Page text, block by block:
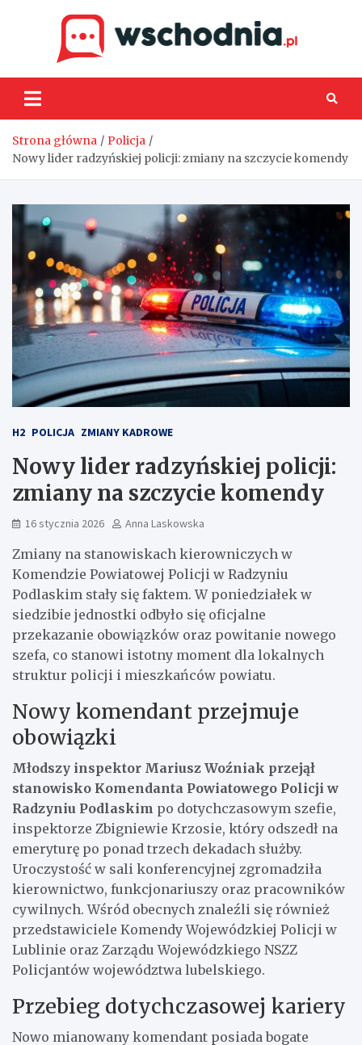
Strona główna
Policja
Nowy lider radzyńskiej policji: zmiany na szczycie komendy
H2 POLICJA ZMIANY KADROWE
Nowy lider radzyńskiej policji:
zmiany na szczycie komendy
16 stycznia 2026 Anna Laskowska
Zmiany na stanowiskach kierowniczych w
Komendzie Powiatowej Policji w Radzyniu
Podlaskim stały się faktem. W poniedziałek w
siedzibie jednostki odbyło się oficjalne
przekazanie obowiązków oraz powitanie nowego
szefa, co stanowi istotny moment dla lokalnych
struktur policji i mieszkańców powiatu.
Nowy komendant przejmuje
obowiązki
Młodszy inspektor Mariusz Woźniak przejął
stanowisko Komendanta Powiatowego Policji w
Radzyniu Podlaskim po dotychczasowym szefie,
inspektorze Zbigniewie Krzosie, który odszedł na
emeryturę po ponad trzech dekadach służby.
Uroczystość w sali konferencyjnej zgromadziła
kierownictwo, funkcjonariuszy oraz pracowników
cywilnych. Wśród obecnych znaleźli się również
przedstawiciele Komendy Wojewódzkiej Policji w
Lublinie oraz Zarządu Wojewódzkiego NSZZ
Policjantów województwa lubelskiego.
Przebieg dotychczasowej kariery
Nowo mianowany komendant posiada bogate